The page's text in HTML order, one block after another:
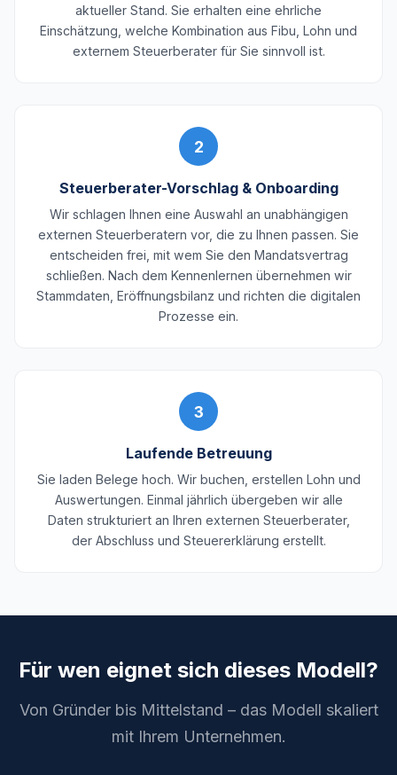
aktueller Stand. Sie erhalten eine ehrliche
Einschätzung, welche Kombination aus Fibu, Lohn und
externem Steuerberater für Sie sinnvoll ist.
2
Steuerberater-Vorschlag & Onboarding
Wir schlagen Ihnen eine Auswahl an unabhängigen
externen Steuerberatern vor, die zu Ihnen passen. Sie
entscheiden frei, mit wem Sie den Mandatsvertrag
schließen. Nach dem Kennenlernen übernehmen wir
Stammdaten, Eröffnungsbilanz und richten die digitalen
Prozesse ein.
3
Laufende Betreuung
Sie laden Belege hoch. Wir buchen, erstellen Lohn und
Auswertungen. Einmal jährlich übergeben wir alle
Daten strukturiert an Ihren externen Steuerberater,
der Abschluss und Steuererklärung erstellt.
Für wen eignet sich dieses Modell?
Von Gründer bis Mittelstand – das Modell skaliert
mit Ihrem Unternehmen.